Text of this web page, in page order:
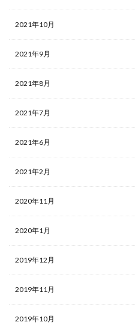
2021年10月
2021年9月
2021年8月
2021年7月
2021年6月
2021年2月
2020年11月
2020年1月
2019年12月
2019年11月
2019年10月